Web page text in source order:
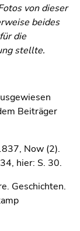
von dieser
beides
die
stellte.
Beiträger
Now (2).
hier: S. 30.
Geschichten.